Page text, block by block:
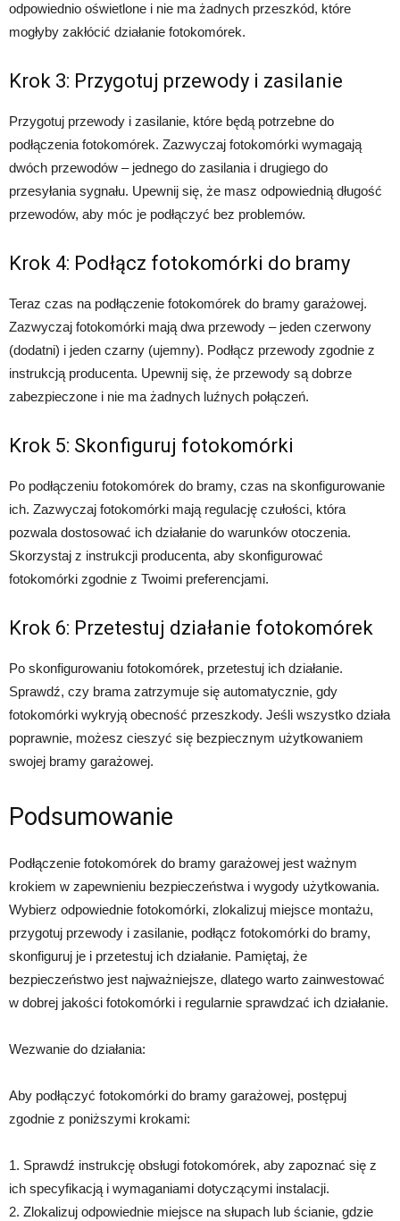
odpowiednio oświetlone i nie ma żadnych przeszkód, które
mogłyby zakłócić działanie fotokomórek.
Krok 3: Przygotuj przewody i zasilanie
Przygotuj przewody i zasilanie, które będą potrzebne do
podłączenia fotokomórek. Zazwyczaj fotokomórki wymagają
dwóch przewodów – jednego do zasilania i drugiego do
przesyłania sygnału. Upewnij się, że masz odpowiednią długość
przewodów, aby móc je podłączyć bez problemów.
Krok 4: Podłącz fotokomórki do bramy
Teraz czas na podłączenie fotokomórek do bramy garażowej.
Zazwyczaj fotokomórki mają dwa przewody – jeden czerwony
(dodatni) i jeden czarny (ujemny). Podłącz przewody zgodnie z
instrukcją producenta. Upewnij się, że przewody są dobrze
zabezpieczone i nie ma żadnych luźnych połączeń.
Krok 5: Skonfiguruj fotokomórki
Po podłączeniu fotokomórek do bramy, czas na skonfigurowanie
ich. Zazwyczaj fotokomórki mają regulację czułości, która
pozwala dostosować ich działanie do warunków otoczenia.
Skorzystaj z instrukcji producenta, aby skonfigurować
fotokomórki zgodnie z Twoimi preferencjami.
Krok 6: Przetestuj działanie fotokomórek
Po skonfigurowaniu fotokomórek, przetestuj ich działanie.
Sprawdź, czy brama zatrzymuje się automatycznie, gdy
fotokomórki wykryją obecność przeszkody. Jeśli wszystko działa
poprawnie, możesz cieszyć się bezpiecznym użytkowaniem
swojej bramy garażowej.
Podsumowanie
Podłączenie fotokomórek do bramy garażowej jest ważnym
krokiem w zapewnieniu bezpieczeństwa i wygody użytkowania.
Wybierz odpowiednie fotokomórki, zlokalizuj miejsce montażu,
przygotuj przewody i zasilanie, podłącz fotokomórki do bramy,
skonfiguruj je i przetestuj ich działanie. Pamiętaj, że
bezpieczeństwo jest najważniejsze, dlatego warto zainwestować
w dobrej jakości fotokomórki i regularnie sprawdzać ich działanie.
Wezwanie do działania:
Aby podłączyć fotokomórki do bramy garażowej, postępuj
zgodnie z poniższymi krokami:
1. Sprawdź instrukcję obsługi fotokomórek, aby zapoznać się z
ich specyfikacją i wymaganiami dotyczącymi instalacji.
2. Zlokalizuj odpowiednie miejsce na słupach lub ścianie, gdzie